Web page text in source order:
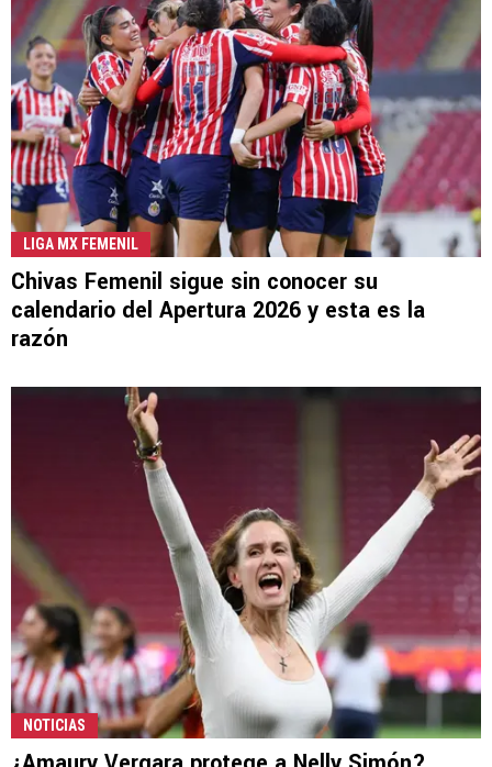
LIGA MX FEMENIL
Chivas Femenil sigue sin conocer su
calendario del Apertura 2026 y esta es la
razón
NOTICIAS